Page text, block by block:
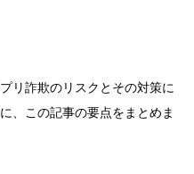
リ詐欺のリスクとその対策に
、この記事の要点をまとめま